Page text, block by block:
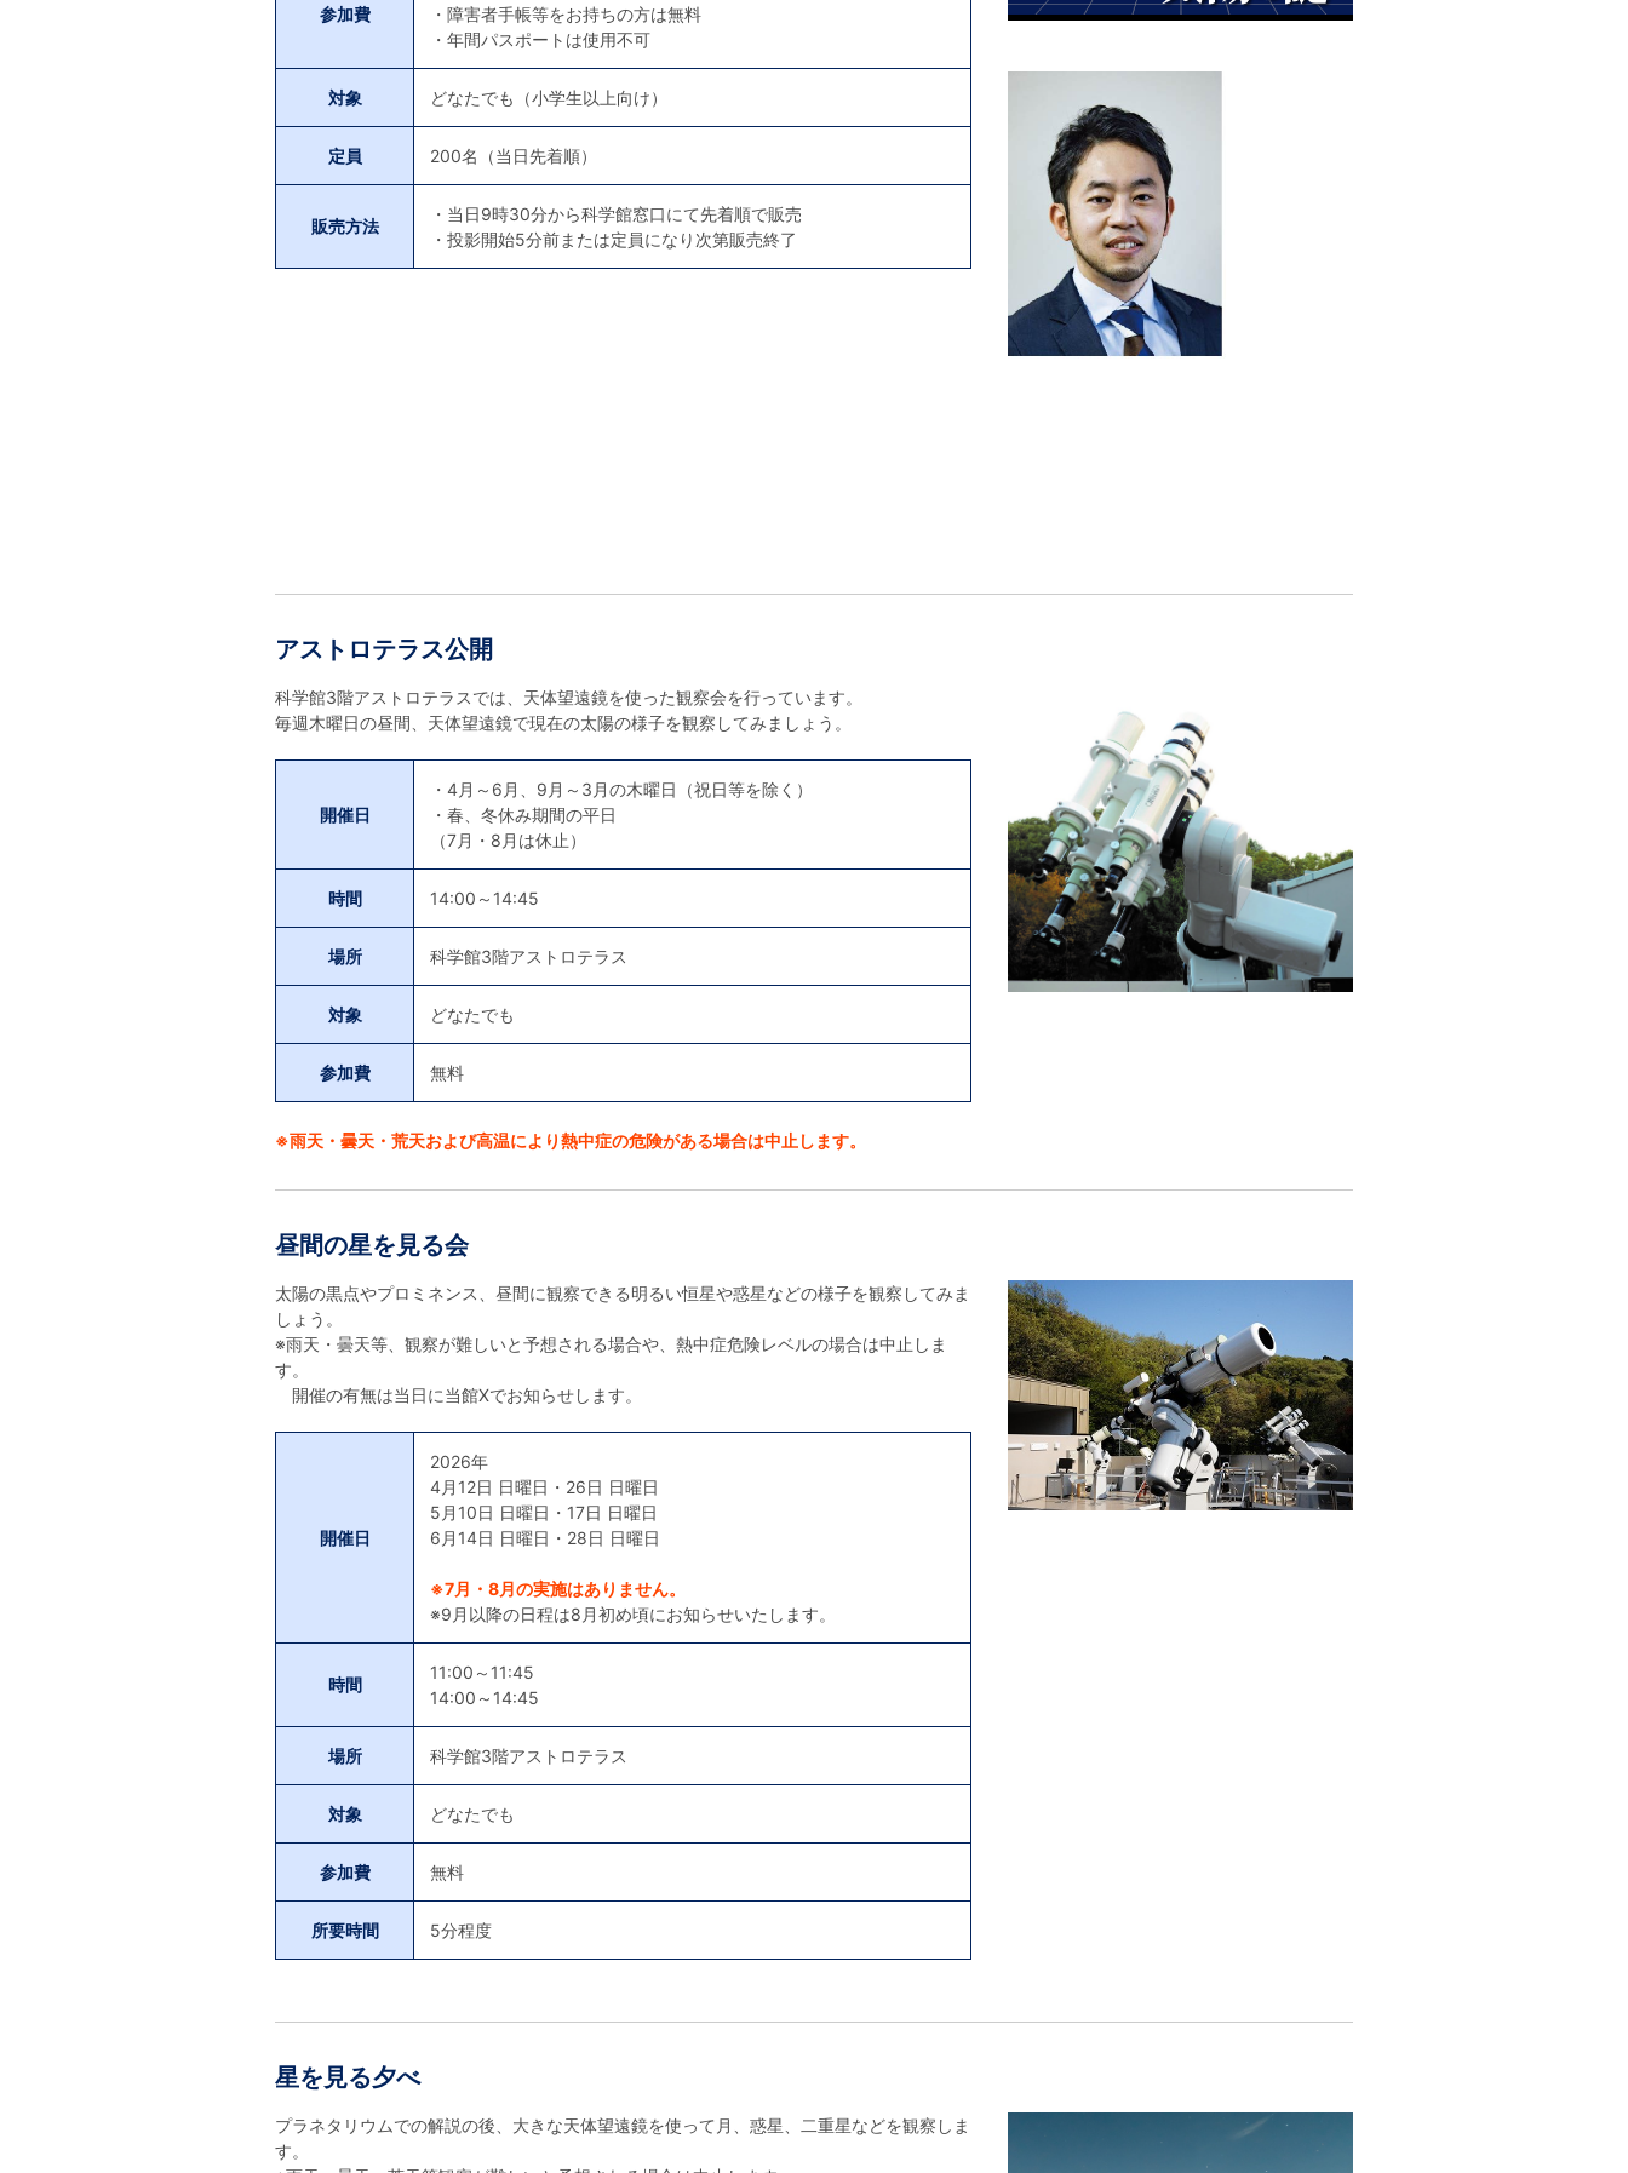
参加費
・障害者手帳等をお持ちの方は無料
・年間パスポートは使用不可
対象 どなたでも（小学生以上向け）
定員 200名（当日先着順）
販売方法
・当日9時30分から科学館窓口にて先着順で販売
・投影開始5分前または定員になり次第販売終了
アストロテラス公開
科学館3階アストロテラスでは、天体望遠鏡を使った観察会を行っています。
毎週木曜日の昼間、天体望遠鏡で現在の太陽の様子を観察してみましょう。
開催日
・4月～6月、9月～3月の木曜日（祝日等を除く）
・春、冬休み期間の平日
（7月・8月は休止）
時間 14:00～14:45
場所 科学館3階アストロテラス
対象 どなたでも
参加費 無料
※雨天・曇天・荒天および高温により熱中症の危険がある場合は中止します。
昼間の星を見る会
太陽の黒点やプロミネンス、昼間に観察できる明るい恒星や惑星などの様子を観察してみま
しょう。
※雨天・曇天等、観察が難しいと予想される場合や、熱中症危険レベルの場合は中止しま
す。
開催の有無は当日に当館Xでお知らせします。
開催日
2026年
4月12日 日曜日・26日 日曜日
5月10日 日曜日・17日 日曜日
6月14日 日曜日・28日 日曜日
※7月・8月の実施はありません。
※9月以降の日程は8月初め頃にお知らせいたします。
時間
11:00～11:45
14:00～14:45
場所 科学館3階アストロテラス
対象 どなたでも
参加費 無料
所要時間 5分程度
星を見る夕べ
プラネタリウムでの解説の後、大きな天体望遠鏡を使って月、惑星、二重星などを観察しま
す。